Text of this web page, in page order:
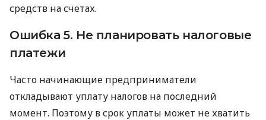
средств на счетах.
Ошибка 5. Не планировать налоговые
платежи
Часто начинающие предприниматели
откладывают уплату налогов на последний
момент. Поэтому в срок уплаты может не хватить